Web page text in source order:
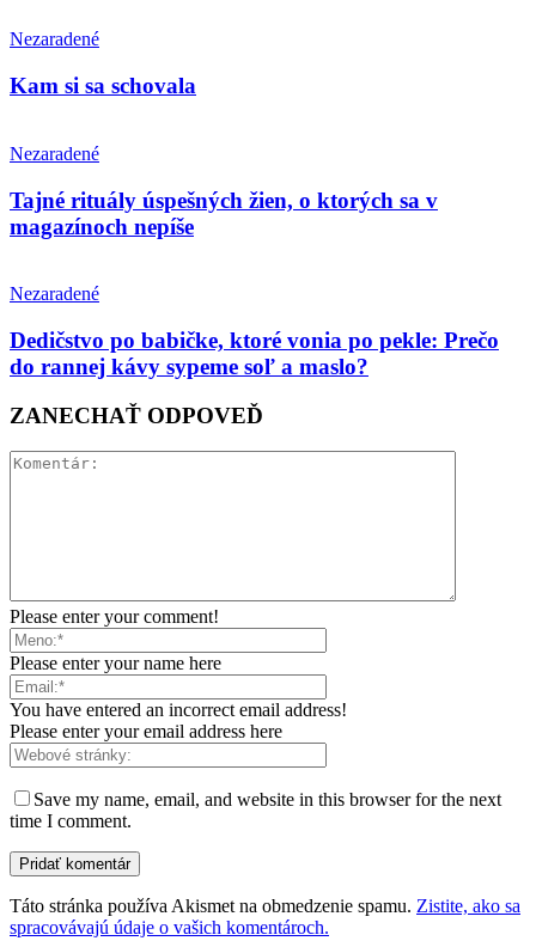
Nezaradené
Kam si sa schovala
Nezaradené
Tajné rituály úspešných žien, o ktorých sa v
magazínoch nepíše
Nezaradené
Dedičstvo po babičke, ktoré vonia po pekle: Prečo
do rannej kávy sypeme soľ a maslo?
ZANECHAŤ ODPOVEĎ
Please enter your comment!
Please enter your name here
You have entered an incorrect email address!
Please enter your email address here
Save my name, email, and website in this browser for the next
time I comment.
Táto stránka používa Akismet na obmedzenie spamu. Zistite, ako sa
spracovávajú údaje o vašich komentároch.